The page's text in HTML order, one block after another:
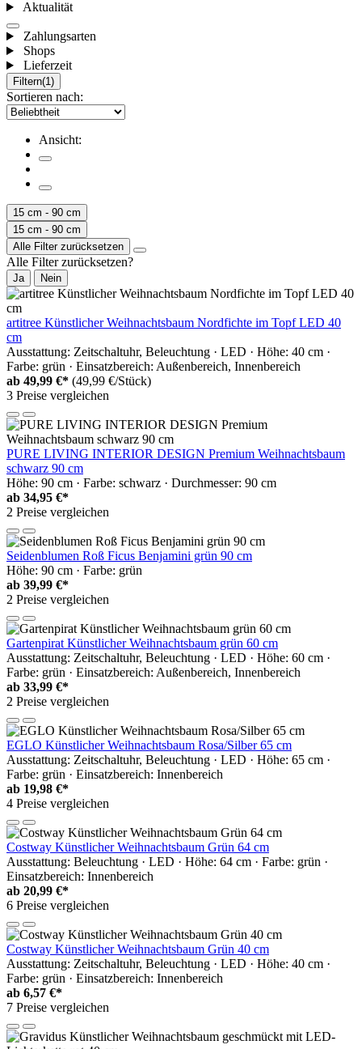
Aktualität
Zahlungsarten
Shops
Lieferzeit
Filtern(1)
Sortieren nach:
Ansicht:
15 cm - 90 cm
15 cm - 90 cm
Alle Filter zurücksetzen
Alle Filter zurücksetzen?
Ja Nein
artitree Künstlicher Weihnachtsbaum Nordfichte im Topf LED 40
cm
Ausstattung: Zeitschaltuhr, Beleuchtung · LED · Höhe: 40 cm ·
Farbe: grün · Einsatzbereich: Außenbereich, Innenbereich
ab 49,99 €* (49,99 €/Stück)
3 Preise vergleichen
PURE LIVING INTERIOR DESIGN Premium Weihnachtsbaum
schwarz 90 cm
Höhe: 90 cm · Farbe: schwarz · Durchmesser: 90 cm
ab 34,95 €*
2 Preise vergleichen
Seidenblumen Roß Ficus Benjamini grün 90 cm
Höhe: 90 cm · Farbe: grün
ab 39,99 €*
2 Preise vergleichen
Gartenpirat Künstlicher Weihnachtsbaum grün 60 cm
Ausstattung: Zeitschaltuhr, Beleuchtung · LED · Höhe: 60 cm ·
Farbe: grün · Einsatzbereich: Außenbereich, Innenbereich
ab 33,99 €*
2 Preise vergleichen
EGLO Künstlicher Weihnachtsbaum Rosa/Silber 65 cm
Ausstattung: Zeitschaltuhr, Beleuchtung · LED · Höhe: 65 cm ·
Farbe: grün · Einsatzbereich: Innenbereich
ab 19,98 €*
4 Preise vergleichen
Costway Künstlicher Weihnachtsbaum Grün 64 cm
Ausstattung: Beleuchtung · LED · Höhe: 64 cm · Farbe: grün ·
Einsatzbereich: Innenbereich
ab 20,99 €*
6 Preise vergleichen
Costway Künstlicher Weihnachtsbaum Grün 40 cm
Ausstattung: Zeitschaltuhr, Beleuchtung · LED · Höhe: 40 cm ·
Farbe: grün · Einsatzbereich: Innenbereich
ab 6,57 €*
7 Preise vergleichen